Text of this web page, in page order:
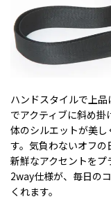
ハンドスタイルで上
でアクティブに斜め
体のシルエットが美
す。気負わないオフの
新鮮なアクセントを
2way仕様が、毎日の
くれます。